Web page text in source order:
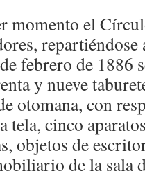
momento el
repartiéndose
febrero de 1886
y nueve
otomana, con
tela, cinco
objetos de
de la sala